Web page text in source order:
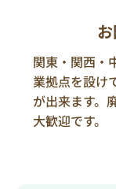
関東・関西・
業拠点を設け
が出来ます。
大歓迎です。